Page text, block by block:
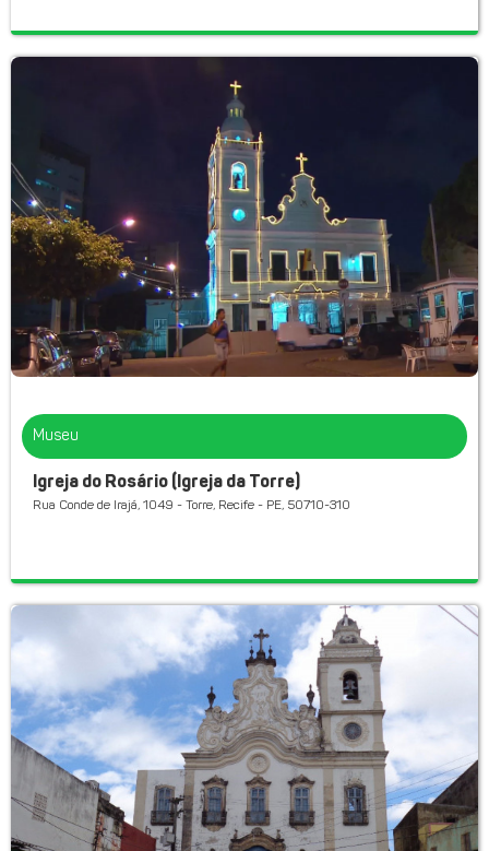
Museu
Igreja do Rosário (Igreja da Torre)
Rua Conde de Irajá, 1049 - Torre, Recife - PE, 50710-310